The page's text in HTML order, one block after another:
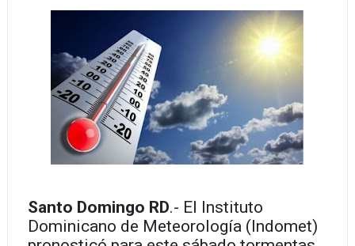
Santo Domingo RD.- El Instituto
Dominicano de Meteorología (Indomet)